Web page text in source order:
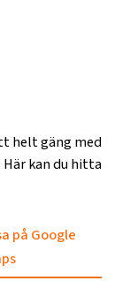
helt gäng med
kan du hitta
på Google